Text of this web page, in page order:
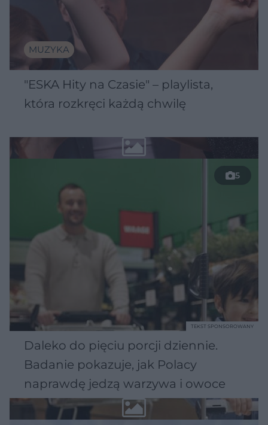
MUZYKA
"ESKA Hity na Czasie" – playlista,
która rozkręci każdą chwilę
5
Daleko do pięciu porcji dziennie.
Badanie pokazuje, jak Polacy
naprawdę jedzą warzywa i owoce
TEKST SPONSOROWANY